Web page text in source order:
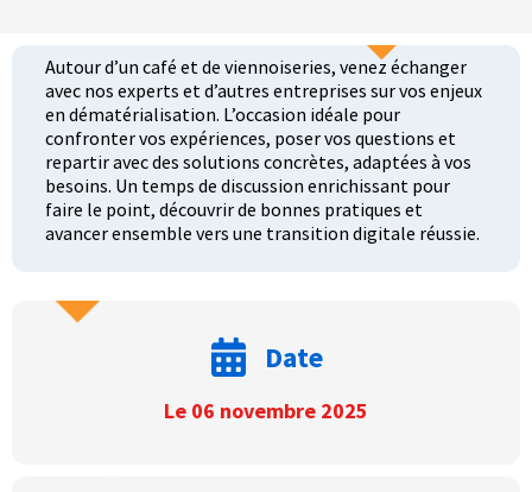
Autour d’un café et de viennoiseries, venez échanger
avec nos experts et d’autres entreprises sur vos enjeux
en dématérialisation. L’occasion idéale pour
confronter vos expériences, poser vos questions et
repartir avec des solutions concrètes, adaptées à vos
besoins. Un temps de discussion enrichissant pour
faire le point, découvrir de bonnes pratiques et
avancer ensemble vers une transition digitale réussie.
Date
Le 06 novembre 2025